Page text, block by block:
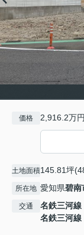
価格 2,916.2万円
土地面積145.81坪
所在地 愛知県碧南
交通 名鉄三河線
名鉄三河線